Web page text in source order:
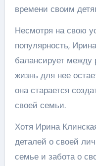
времени своим
Несмотря на свою
популярность,
балансирует между
жизнь для нее
она старается
своей семьи.
Хотя Ирина
деталей о своей
семье и забота о